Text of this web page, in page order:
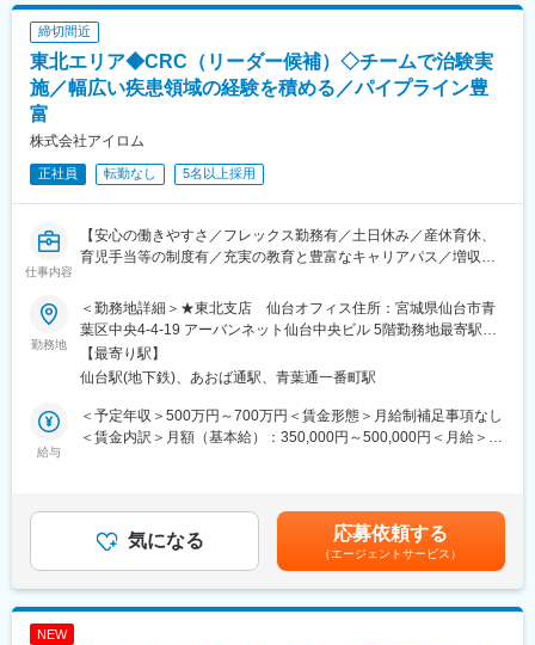
◇稼働、人員配置、コンプライアンスという3つの経営指標に基づ
く数字軸
を中核にしたマネジメント
◇イノベーティブな企画・取り組みなどを通してブランディング
の強化
■ポジションについて：
エリアマネージャーのポストに空きがない場合や研修期間は、他
の職種や役割として勤務をいただく場合があります。（※賃金条件
に変わりはございません）身体介助・入浴介助・排泄介助・食事
介助・レクリエーション・送迎業務など介護業務全般エリアマネ
■ご担当の可能性がある施設：
老人ホーム、障がい・認知症グループホーム、通所介護、生活介
護、就労継続B、放課後等ディ、訪問看護・介護等
ビオネストグループは、大阪、兵庫を中心に全国で介護事業・医
療事業・障がい福祉事業などを幅広く手がけております。
事業所数が増え、スピード感を持って大きく成長していることを
実感できます。 成長過程にあるからこそ、「会社のこれから」を
自分たちで創っていけるやりがいが感じられる環境です。
医療・介護・障がい福祉の3つのヘルスケア事業を通して、地域
に“ヘルスケア”エコシステムの構築ができるように取り組んでいま
締切間近
東北エリア◆CRC（リーダー候補）◇チームで治験実
施／幅広い疾患領域の経験を積める／パイプライン豊
富
株式会社アイロム
正社員 転勤なし 5名以上採用
仕事内容
【安心の働きやすさ／フレックス勤務有／土日休み／産休育休、
育児手当等の制度有／充実の教育と豊富なキャリアパス／増収増
■職務概要：
業界内でトップクラスの実績を誇る同社のCRC（治験コーディネ
ーター）として下記業務を行っていただきます。
・患者への試験の説明
・治験のスケジュール管理
・各種データの収集、管理など
■治験はチームで実施：
アイロムの治験は複数のチームメンバーで実施していきます。
勤務地
＜勤務地詳細＞★東北支店 仙台オフィス住所：宮城県仙台市青
葉区中央4-4-19 アーバンネット仙台中央ビル 5階勤務地最寄駅：
仙台駅受動喫煙対策：屋内全面禁煙変更の範囲：無
【最寄り駅】
仙台駅(地下鉄)、あおば通駅、青葉通一番町駅
給与
＜予定年収＞500万円～700万円＜賃金形態＞月給制補足事項なし
＜賃金内訳＞月額（基本給）：350,000円～500,000円＜月給＞
る可能性があります。月給(月額)は固定手当を含めた表記です。
気になる 応募依頼する
（エージェントサービス）
NEW